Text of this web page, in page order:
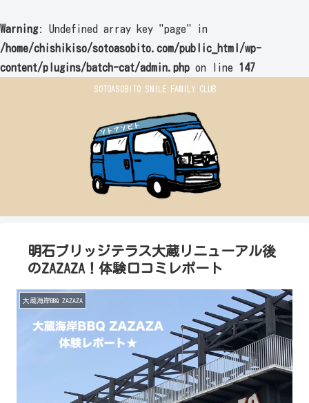
Warning: Undefined array key "page" in
/home/chishikiso/sotoasobito.com/public_html/wp-
content/plugins/batch-cat/admin.php on line 147
SOTOASOBITO SMILE FAMILY CLUB
明石ブリッジテラス大蔵リニューアル後
のZAZAZA！体験口コミレポート
大蔵海岸BBQ ZAZAZA